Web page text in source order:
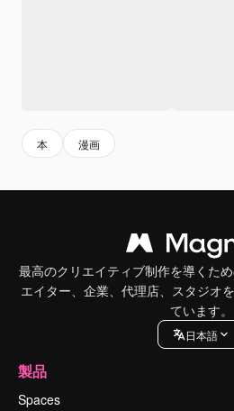
本 漫画
最高のクリエイティブ制作を導くた
エイター、企業、代理店、スタジオ
ています。
日本語
製品
Spaces